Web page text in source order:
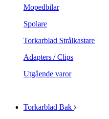
Mopedbilar
Spolare
Torkarblad Strålkastare
Adapters / Clips
Utgående varor
Torkarblad Bak